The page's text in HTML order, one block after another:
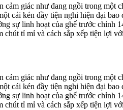
cảm giác như đang ngồi trong một
cái kén đầy tiện nghi hiện đại bao
sự linh hoạt của ghế trước chỉnh
chút tỉ mỉ và cách sắp xếp tiện lợi
cảm giác như đang ngồi trong một
cái kén đầy tiện nghi hiện đại bao
sự linh hoạt của ghế trước chỉnh
chút tỉ mỉ và cách sắp xếp tiện lợi